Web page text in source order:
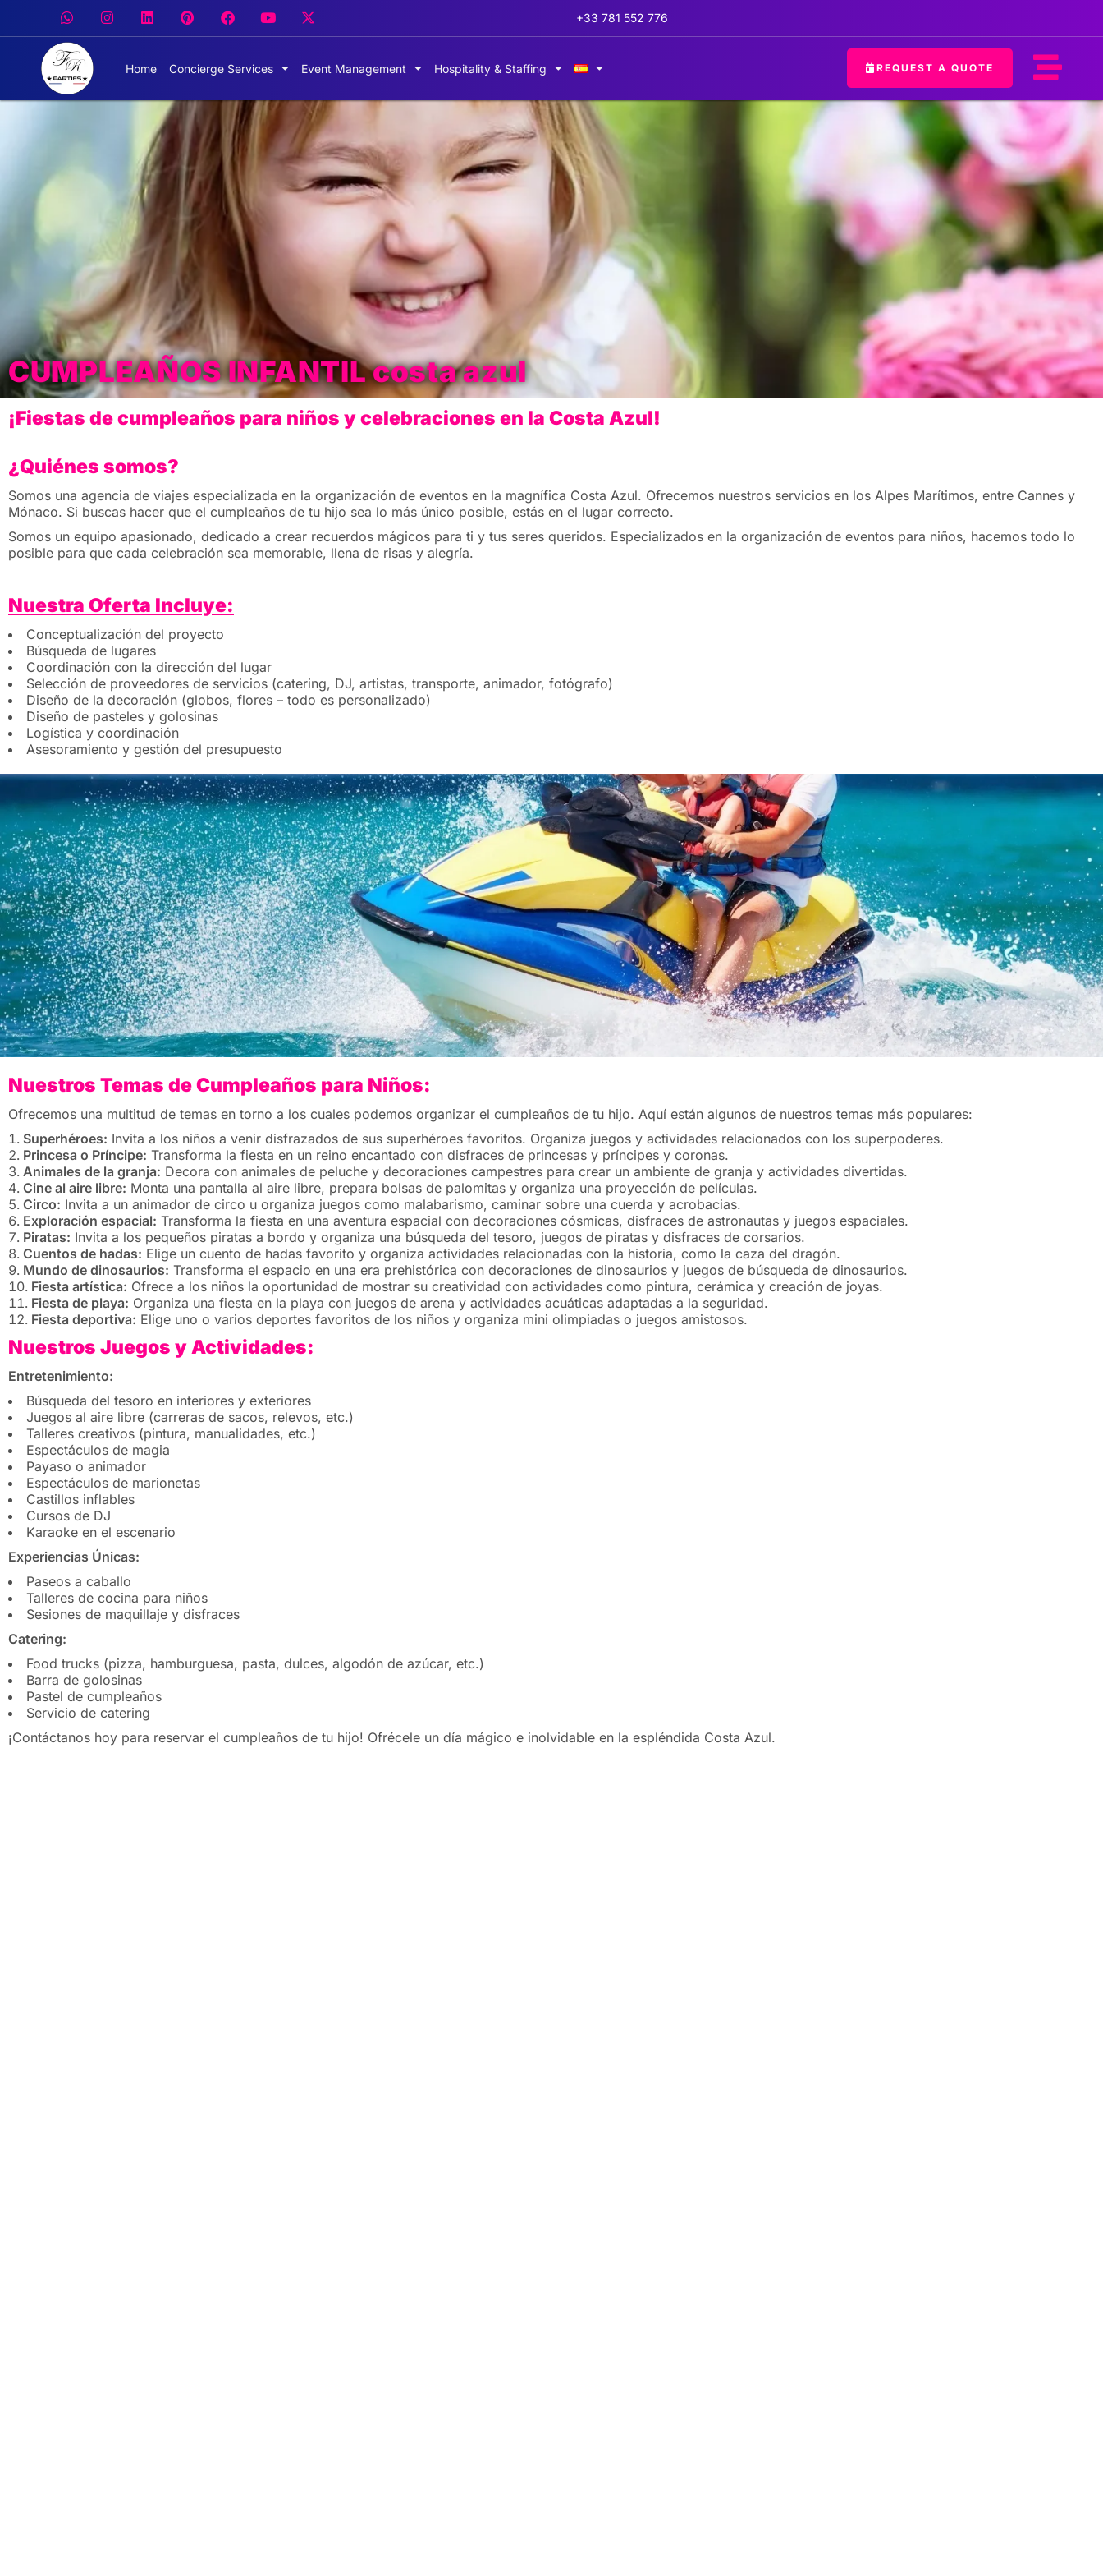
+33 781 552 776
Home Concierge Services Event Management Hospitality & Staffing REQUEST A QUOTE
CUMPLEAÑOS INFANTIL costa azul
¡Fiestas de cumpleaños para niños y celebraciones en la Costa Azul!
¿Quiénes somos?
Somos una agencia de viajes especializada en la organización de eventos en la magnífica Costa Azul. Ofrecemos nuestros servicios en los Alpes Marítimos, entre Cannes y
Mónaco. Si buscas hacer que el cumpleaños de tu hijo sea lo más único posible, estás en el lugar correcto.
Somos un equipo apasionado, dedicado a crear recuerdos mágicos para ti y tus seres queridos. Especializados en la organización de eventos para niños, hacemos todo lo
posible para que cada celebración sea memorable, llena de risas y alegría.
Nuestra Oferta Incluye:
Conceptualización del proyecto
Búsqueda de lugares
Coordinación con la dirección del lugar
Selección de proveedores de servicios (catering, DJ, artistas, transporte, animador, fotógrafo)
Diseño de la decoración (globos, flores – todo es personalizado)
Diseño de pasteles y golosinas
Logística y coordinación
Asesoramiento y gestión del presupuesto
Nuestros Temas de Cumpleaños para Niños:
Ofrecemos una multitud de temas en torno a los cuales podemos organizar el cumpleaños de tu hijo. Aquí están algunos de nuestros temas más populares:
Superhéroes: Invita a los niños a venir disfrazados de sus superhéroes favoritos. Organiza juegos y actividades relacionados con los superpoderes.
Princesa o Príncipe: Transforma la fiesta en un reino encantado con disfraces de princesas y príncipes y coronas.
Animales de la granja: Decora con animales de peluche y decoraciones campestres para crear un ambiente de granja y actividades divertidas.
Cine al aire libre: Monta una pantalla al aire libre, prepara bolsas de palomitas y organiza una proyección de películas.
Circo: Invita a un animador de circo u organiza juegos como malabarismo, caminar sobre una cuerda y acrobacias.
Exploración espacial: Transforma la fiesta en una aventura espacial con decoraciones cósmicas, disfraces de astronautas y juegos espaciales.
Piratas: Invita a los pequeños piratas a bordo y organiza una búsqueda del tesoro, juegos de piratas y disfraces de corsarios.
Cuentos de hadas: Elige un cuento de hadas favorito y organiza actividades relacionadas con la historia, como la caza del dragón.
Mundo de dinosaurios: Transforma el espacio en una era prehistórica con decoraciones de dinosaurios y juegos de búsqueda de dinosaurios.
Fiesta artística: Ofrece a los niños la oportunidad de mostrar su creatividad con actividades como pintura, cerámica y creación de joyas.
Fiesta de playa: Organiza una fiesta en la playa con juegos de arena y actividades acuáticas adaptadas a la seguridad.
Fiesta deportiva: Elige uno o varios deportes favoritos de los niños y organiza mini olimpiadas o juegos amistosos.
Nuestros Juegos y Actividades:
Entretenimiento:
Búsqueda del tesoro en interiores y exteriores
Juegos al aire libre (carreras de sacos, relevos, etc.)
Talleres creativos (pintura, manualidades, etc.)
Espectáculos de magia
Payaso o animador
Espectáculos de marionetas
Castillos inflables
Cursos de DJ
Karaoke en el escenario
Experiencias Únicas:
Paseos a caballo
Talleres de cocina para niños
Sesiones de maquillaje y disfraces
Catering:
Food trucks (pizza, hamburguesa, pasta, dulces, algodón de azúcar, etc.)
Barra de golosinas
Pastel de cumpleaños
Servicio de catering
¡Contáctanos hoy para reservar el cumpleaños de tu hijo! Ofrécele un día mágico e inolvidable en la espléndida Costa Azul.